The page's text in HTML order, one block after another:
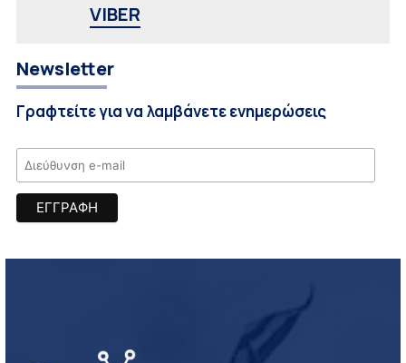
VIBER
Newsletter
Γραφτείτε για να λαμβάνετε ενημερώσεις